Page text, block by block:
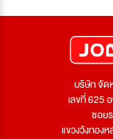
บริษัท จัด
เลขที่ 625
ซอย
แขวงวังทอง